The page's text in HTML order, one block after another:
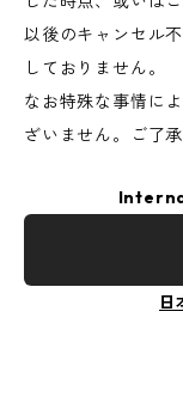
以後のキャンセル
しておりません。
なお特殊な事情に
ざいません。ご了承
日